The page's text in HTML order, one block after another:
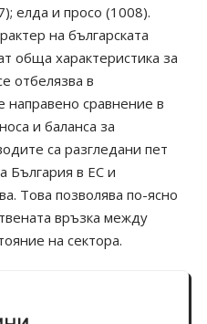
елда и просо (1008).
на българската
обща характеристика за
отбелязва в
направено сравнение в
и баланса за
са разгледани пет
България в ЕС и
Това позволява по-ясно
връзка между
на сектора.